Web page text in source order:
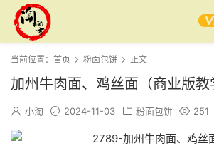
当前位置： 首页 粉面包饼 正文
加州牛肉面、鸡丝面（商业版教
小淘 2024-11-03 粉面包饼 251